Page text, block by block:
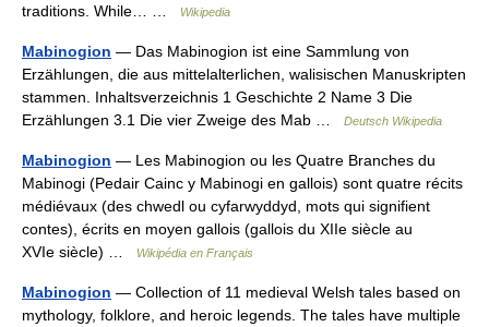
traditions. While… …
Wikipedia
Mabinogion — Das Mabinogion ist eine Sammlung von
Erzählungen, die aus mittelalterlichen, walisischen Manuskripten
stammen. Inhaltsverzeichnis 1 Geschichte 2 Name 3 Die
Erzählungen 3.1 Die vier Zweige des Mab …
Deutsch Wikipedia
Mabinogion — Les Mabinogion ou les Quatre Branches du
Mabinogi (Pedair Cainc y Mabinogi en gallois) sont quatre récits
médiévaux (des chwedl ou cyfarwyddyd, mots qui signifient
contes), écrits en moyen gallois (gallois du XIIe siècle au
XVIe siècle) …
Wikipédia en Français
Mabinogion — Collection of 11 medieval Welsh tales based on
mythology, folklore, and heroic legends. The tales have multiple